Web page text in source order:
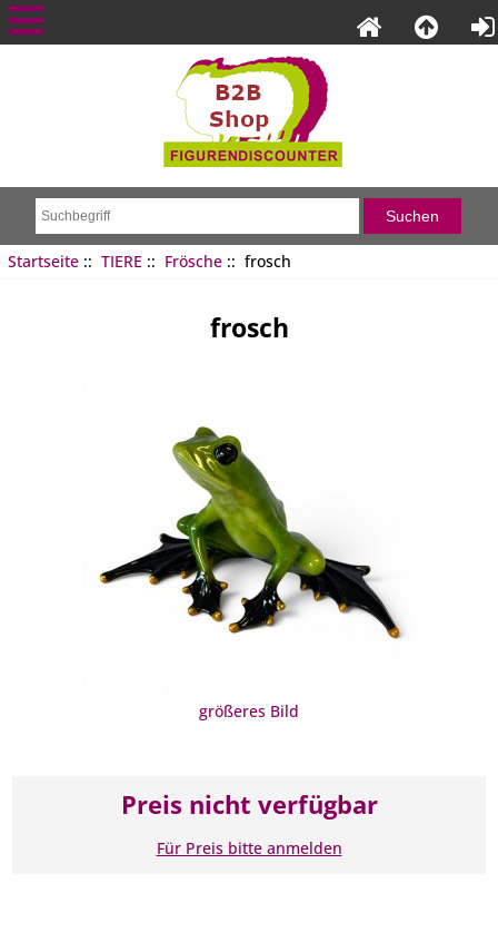
Startseite:: TIERE :: Frösche:: frosch
frosch
größeres Bild
Preis nicht verfügbar
Für Preis bitte anmelden